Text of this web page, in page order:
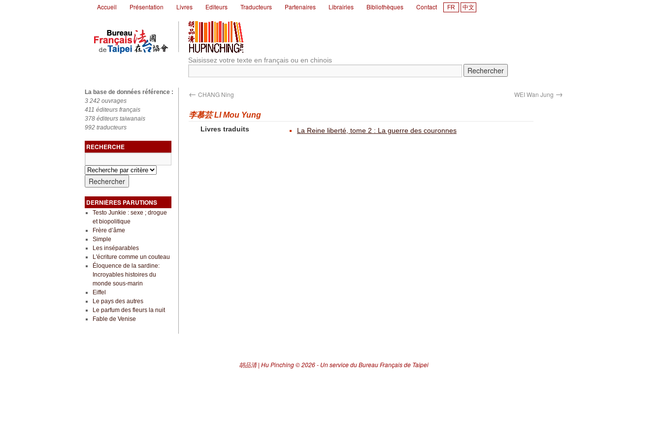
Accueil Présentation Livres Editeurs Traducteurs Partenaires Librairies Bibliothèques Contact FR 中文
Saisissez votre texte en français ou en chinois
La base de données référence :
3 242 ouvrages
411 éditeurs français
378 éditeurs taiwanais
992 traducteurs
RECHERCHE
DERNIÈRES PARUTIONS
Testo Junkie : sexe ; drogue
et biopolitique
Frère d’âme
Simple
Les inséparables
L'écriture comme un couteau
Éloquence de la sardine:
Incroyables histoires du
monde sous-marin
Eiffel
Le pays des autres
Le parfum des fleurs la nuit
Fable de Venise
← CHANG Ning WEI Wan Jung →
李慕芸 LI Mou Yung
Livres traduits La Reine liberté, tome 2 : La guerre des couronnes
胡品清 | Hu Pinching© 2026 - Un service du Bureau Français de Taipei